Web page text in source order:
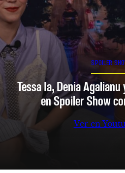
SPOILER
Tessa Ia, Denia
en Spoiler Show
Ver en